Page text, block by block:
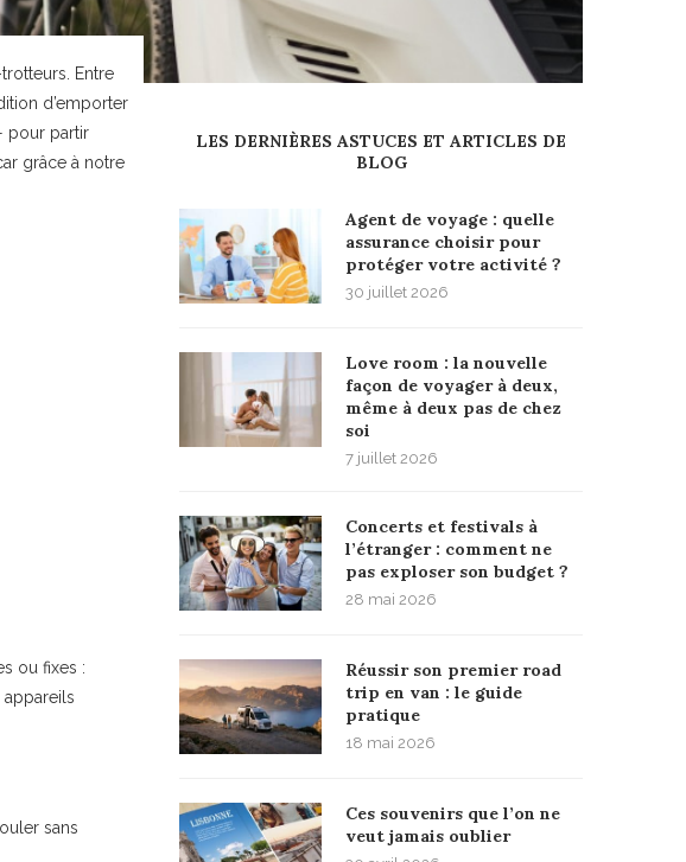
Entre
d’emporter
pour partir
grâce à notre
ou fixes :
sans
LES DERNIÈRES ASTUCES ET ARTICLES DE
BLOG
Agent de voyage : quelle
assurance choisir pour
protéger votre activité ?
30 juillet 2026
Love room : la nouvelle
façon de voyager à deux,
même à deux pas de chez
soi
7 juillet 2026
Concerts et festivals à
l’étranger : comment ne
pas exploser son budget ?
28 mai 2026
Réussir son premier road
trip en van : le guide
pratique
18 mai 2026
Ces souvenirs que l’on ne
veut jamais oublier